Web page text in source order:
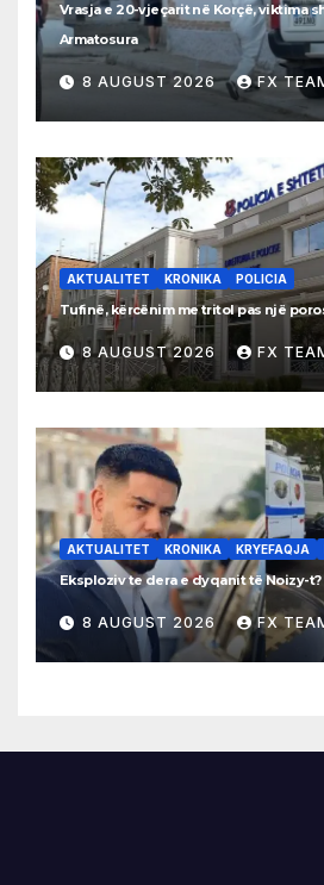
Vrasja e 20-vjeçarit në Korçë, viktima
Armatosura
8 AUGUST 2026 FX
AKTUALITET KRONIKA POLICIA
Tufinë, kërcënim me tritol pas një
8 AUGUST 2026 FX
AKTUALITET KRONIKA KRYEFAQJA
Eksploziv te dera e dyqanit të Noizy-
8 AUGUST 2026 FX